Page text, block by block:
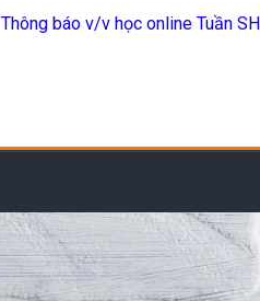
Thông báo v/v học online Tuần